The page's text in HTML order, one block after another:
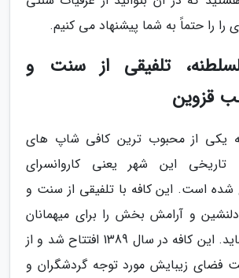
را را حتماً به شما پیشنهاد می کنیم.
تلفیقی از سنت و
قزوین
یکی از محبوب ترین کافی شاپ های
این شهر یعنی کاروانسرای
شده است. این کافه با تلفیقی از سنت و
و آرامش بخش را برای میهمانان
خود فراهم می نماید. این کافه در سال 1389 افتتاح شد و از
فضای زیبایش مورد توجه گردشگران و